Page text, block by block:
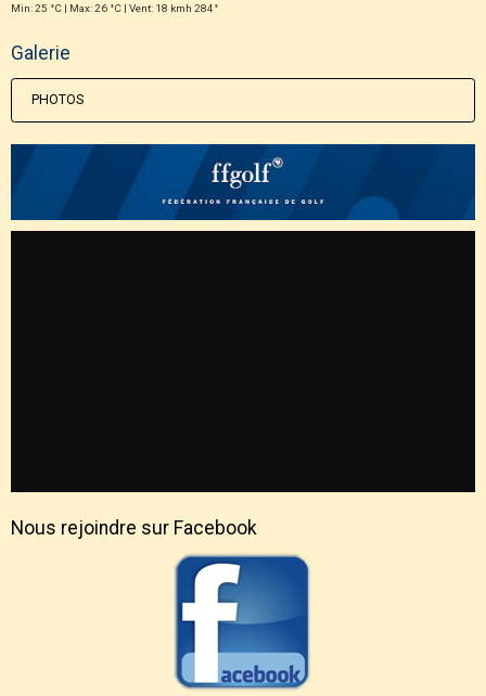
Min: 25 °C | Max: 26 °C | Vent: 18 kmh 284°
Galerie
PHOTOS
Nous rejoindre sur Facebook